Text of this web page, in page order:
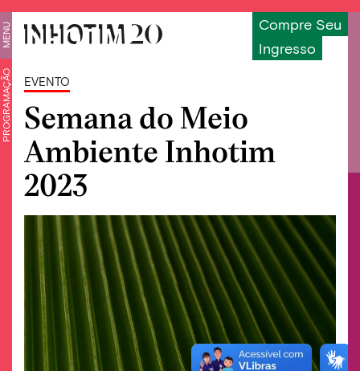
Compre Seu
Ingresso
MENU
PROGRAMAÇÃO EVENTO
Semana do Meio
Ambiente Inhotim
2023